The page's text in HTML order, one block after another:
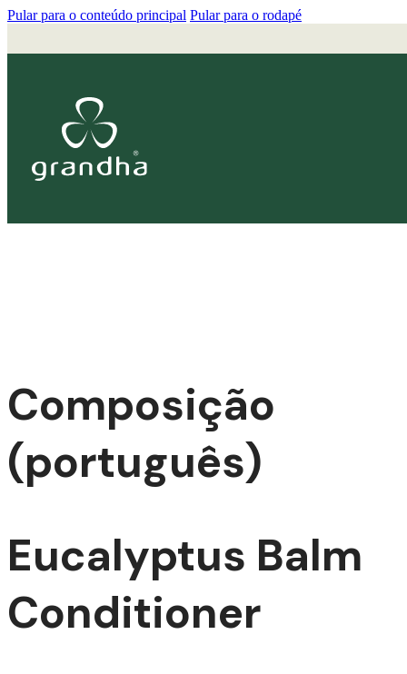
Pular para o conteúdo principal Pular para o rodapé
Composição
(português)
Eucalyptus Balm
Conditioner